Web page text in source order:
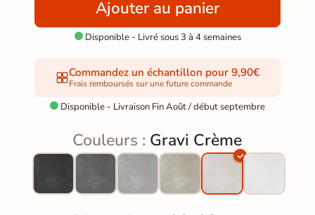
Ajouter au panier
Disponible - Livré sous 3 à 4 semaines
Commandez un échantillon pour 9,90€
Frais remboursés sur une future commande
 Disponible - Livraison Fin Août / début septembre
Couleurs : Gravi Crème